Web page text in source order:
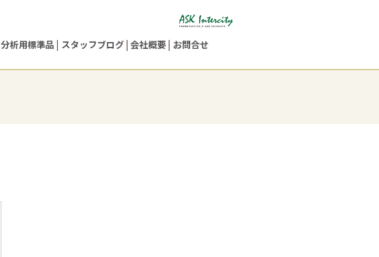
分析用標準品 スタッフブログ 会社概要 お問合せ